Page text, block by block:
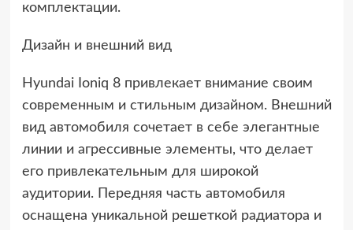
комплектации.
Дизайн и внешний вид
Hyundai Ioniq 8 привлекает внимание своим
современным и стильным дизайном. Внешний
вид автомобиля сочетает в себе элегантные
линии и агрессивные элементы, что делает
его привлекательным для широкой
аудитории. Передняя часть автомобиля
оснащена уникальной решеткой радиатора и